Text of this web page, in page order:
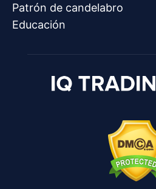
Patrón de candelabro
Educación